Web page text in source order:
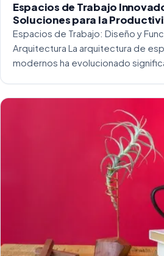
Espacios de Trabajo
Soluciones para la
Espacios de Trabajo: Diseño y
Arquitectura La arquitectura de
modernos ha evolucionado